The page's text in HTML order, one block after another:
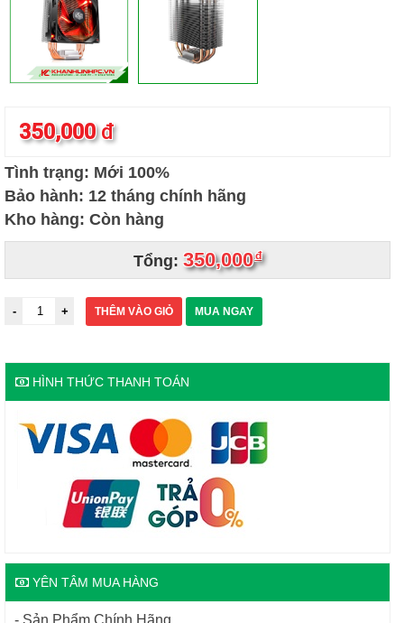
350,000đ
Tình trạng: Mới 100%
Bảo hành: 12 tháng chính hãng
Kho hàng: Còn hàng
Tổng: 350,000đ
THÊM VÀO GIỎ MUA NGAY
HÌNH THỨC THANH TOÁN
YÊN TÂM MUA HÀNG